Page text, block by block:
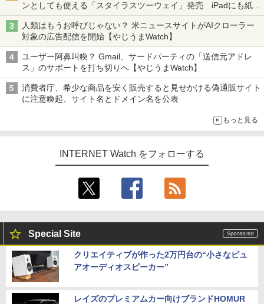
ンとしても使える「スタイラスツーウェイ」発売 iPadにも紙に
も、持ち替えずに書き込める
人類はもうお呼びじゃない？ 米ニュースサイトがAIクローラー
対象の広告配信を開始【やじうまWatch】
ユーザー阿鼻叫喚？ Gmail、サードパーティの「送信元アドレ
ス」のサポートを打ち切りへ【やじうまWatch】
消費者庁、希少な商品を安く販売すると見せかける偽通販サイト
に注意喚起、サイト名とドメイン名を公表
もっと見る
INTERNET Watch をフォローする
Special Site
クリエイティブが作った2万円台の“小さなピュ
アオーディオスピーカー”
レイズのプレミアムカー向けブランドHOMUR